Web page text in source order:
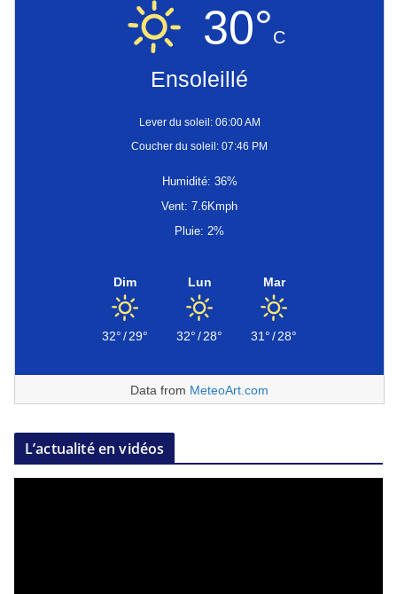
30°C
Ensoleillé
Lever du soleil: 06:00 AM
Coucher du soleil: 07:46 PM
Humidité: 36%
Vent: 7.6Kmph
Pluie: 2%
Dim
32°/29°
Lun
32°/28°
Mar
31°/28°
Data from MeteoArt.com
L’actualité en vidéos